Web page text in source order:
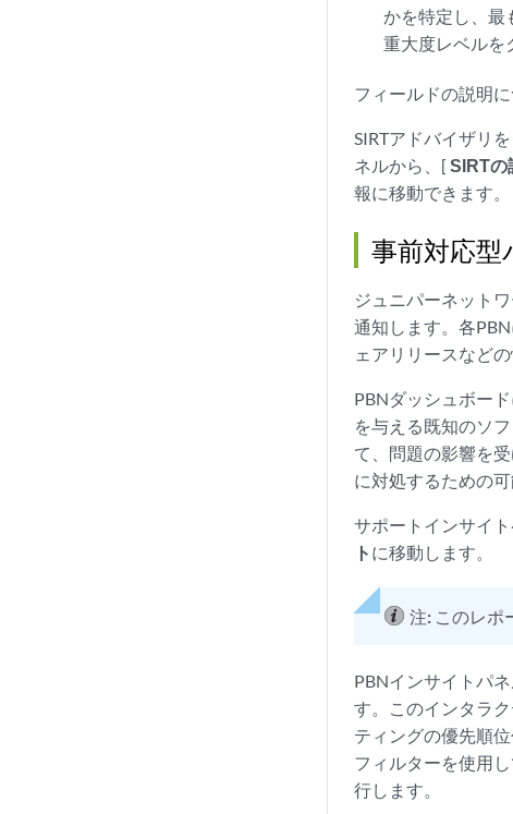
かを特定し、最
重大度レベルを
フィールドの説明に
SIRTアドバイザリ
ネルから、[ SIRTの
報に移動できます。
事前対応型
ジュニパーネット
通知します。各
ェアリリースなど
PBNダッシュボー
を与える既知のソ
て、問題の影響を
に対処するための
サポートインサイ
ト に移動します。
注: このレポ
PBNインサイトパ
す。このインタラ
ティングの優先順
フィルターを使用
行します。